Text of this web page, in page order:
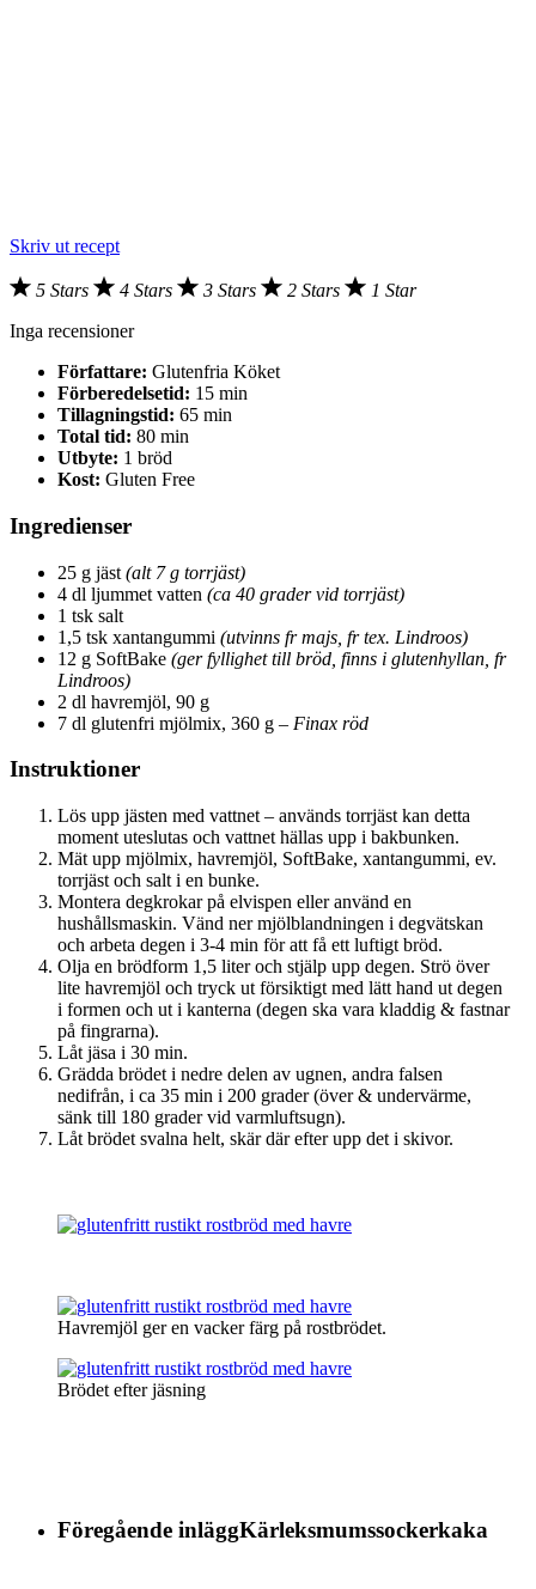
Skriv ut recept
5 Stars 4 Stars 3 Stars 2 Stars
1 Star
Inga recensioner
Författare: Glutenfria Köket
Förberedelsetid: 15 min
Tillagningstid: 65 min
Total tid: 80 min
Utbyte: 1 bröd
Kost: Gluten Free
Ingredienser
25 g jäst (alt 7 g torrjäst)
4 dl ljummet vatten (ca 40 grader vid torrjäst)
1 tsk salt
1,5 tsk xantangummi (utvinns fr majs, fr tex. Lindroos)
12 g SoftBake (ger fyllighet till bröd, finns i glutenhyllan, fr
Lindroos)
2 dl havremjöl, 90 g
7 dl glutenfri mjölmix, 360 g – Finax röd
Instruktioner
Lös upp jästen med vattnet – används torrjäst kan detta
moment uteslutas och vattnet hällas upp i bakbunken.
Mät upp mjölmix, havremjöl, SoftBake, xantangummi, ev.
torrjäst och salt i en bunke.
Montera degkrokar på elvispen eller använd en
hushållsmaskin. Vänd ner mjölblandningen i degvätskan
och arbeta degen i 3-4 min för att få ett luftigt bröd.
Olja en brödform 1,5 liter och stjälp upp degen. Strö över
lite havremjöl och tryck ut försiktigt med lätt hand ut degen
i formen och ut i kanterna (degen ska vara kladdig & fastnar
på fingrarna).
Låt jäsa i 30 min.
Grädda brödet i nedre delen av ugnen, andra falsen
nedifrån, i ca 35 min i 200 grader (över & undervärme,
sänk till 180 grader vid varmluftsugn).
Låt brödet svalna helt, skär där efter upp det i skivor.
Havremjöl ger en vacker färg på rostbrödet.
Brödet efter jäsning
Föregående inläggKärleksmumssockerkaka